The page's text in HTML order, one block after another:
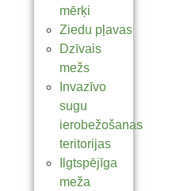
mērķi
Ziedu pļavas
Dzīvais
mežs
Invazīvo
sugu
ierobežošanas
teritorijas
Ilgtspējīga
meža